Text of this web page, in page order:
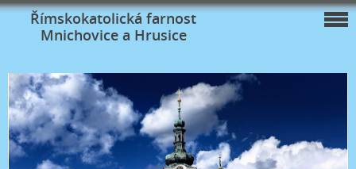
Římskokatolická farnost
Mnichovice a Hrusice